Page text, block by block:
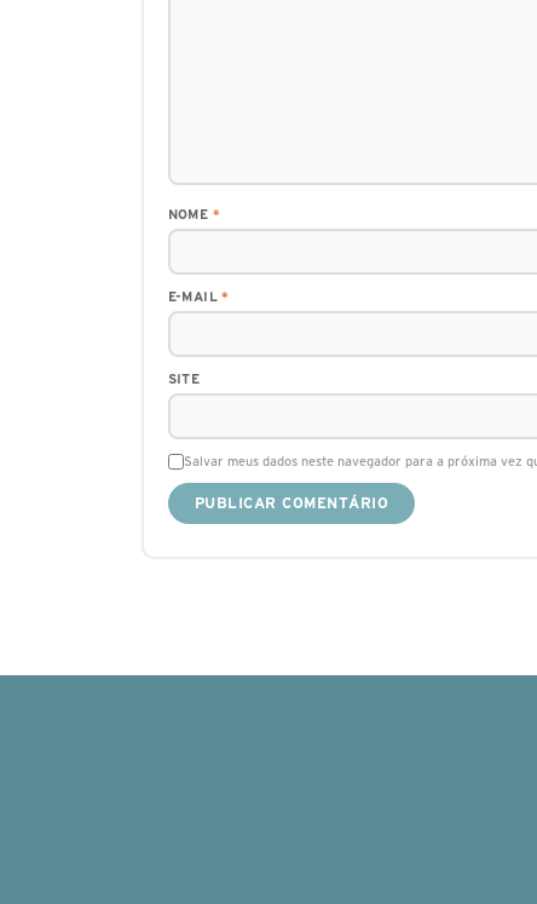
NOME *
E-MAIL*
SITE
Salvar meus dados neste navegador para a próxima vez